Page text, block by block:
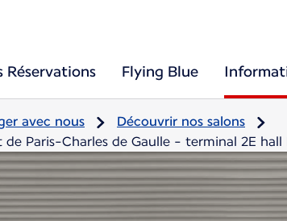
Réservations Flying Blue
avec nous
Découvrir nos salons
Paris-Charles de Gaulle - terminal 2E hall